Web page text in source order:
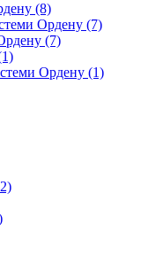
(8)
Ордену (7)
(7)
Ордену (1)